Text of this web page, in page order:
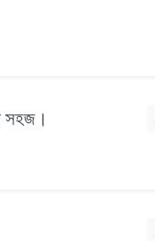
সহজ।